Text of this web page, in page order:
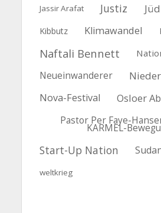
Jassir Arafat Justiz
Kibbutz Klimawandel
Naftali Bennett
Neueinwanderer
Nova-Festival Osloer
Pastor Per Faye-
KARMEL-
Start-Up Nation
weltkrieg